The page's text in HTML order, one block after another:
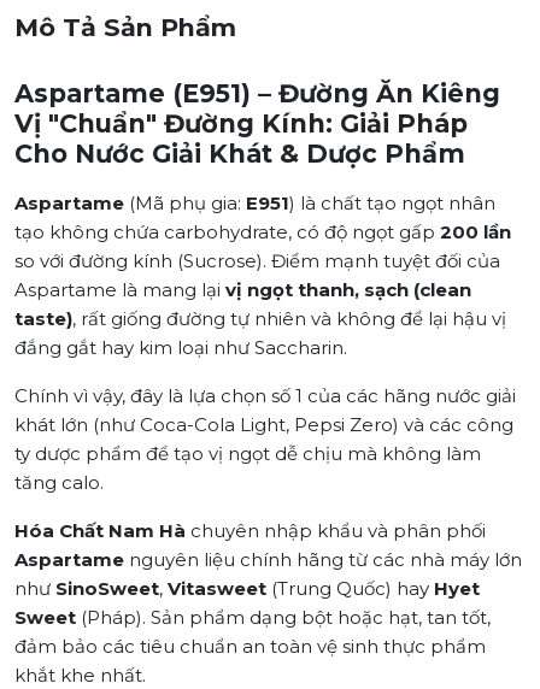
Mô Tả Sản Phẩm
Aspartame (E951) – Đường Ăn Kiêng
Vị "Chuẩn" Đường Kính: Giải Pháp
Cho Nước Giải Khát & Dược Phẩm
Aspartame (Mã phụ gia: E951) là chất tạo ngọt nhân
tạo không chứa carbohydrate, có độ ngọt gấp 200 lần
so với đường kính (Sucrose). Điểm mạnh tuyệt đối của
Aspartame là mang lại vị ngọt thanh, sạch (clean
taste), rất giống đường tự nhiên và không để lại hậu vị
đắng gắt hay kim loại như Saccharin.
Chính vì vậy, đây là lựa chọn số 1 của các hãng nước giải
khát lớn (như Coca-Cola Light, Pepsi Zero) và các công
ty dược phẩm để tạo vị ngọt dễ chịu mà không làm
tăng calo.
Hóa Chất Nam Hà chuyên nhập khẩu và phân phối
Aspartame nguyên liệu chính hãng từ các nhà máy lớn
như SinoSweet, Vitasweet (Trung Quốc) hay Hyet
Sweet (Pháp). Sản phẩm dạng bột hoặc hạt, tan tốt,
đảm bảo các tiêu chuẩn an toàn vệ sinh thực phẩm
khắt khe nhất.